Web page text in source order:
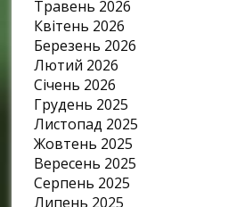
Травень 2026
Квітень 2026
Березень 2026
Лютий 2026
Січень 2026
Грудень 2025
Листопад 2025
Жовтень 2025
Вересень 2025
Серпень 2025
Липень 2025